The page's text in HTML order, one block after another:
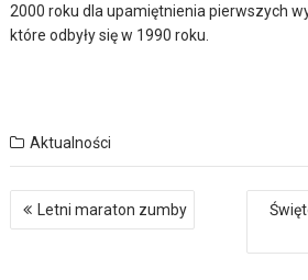
2000 roku dla upamiętnienia pierwszych
które odbyły się w 1990 roku.
Aktualności
Nawigacja
wpisuLetni maraton zumby